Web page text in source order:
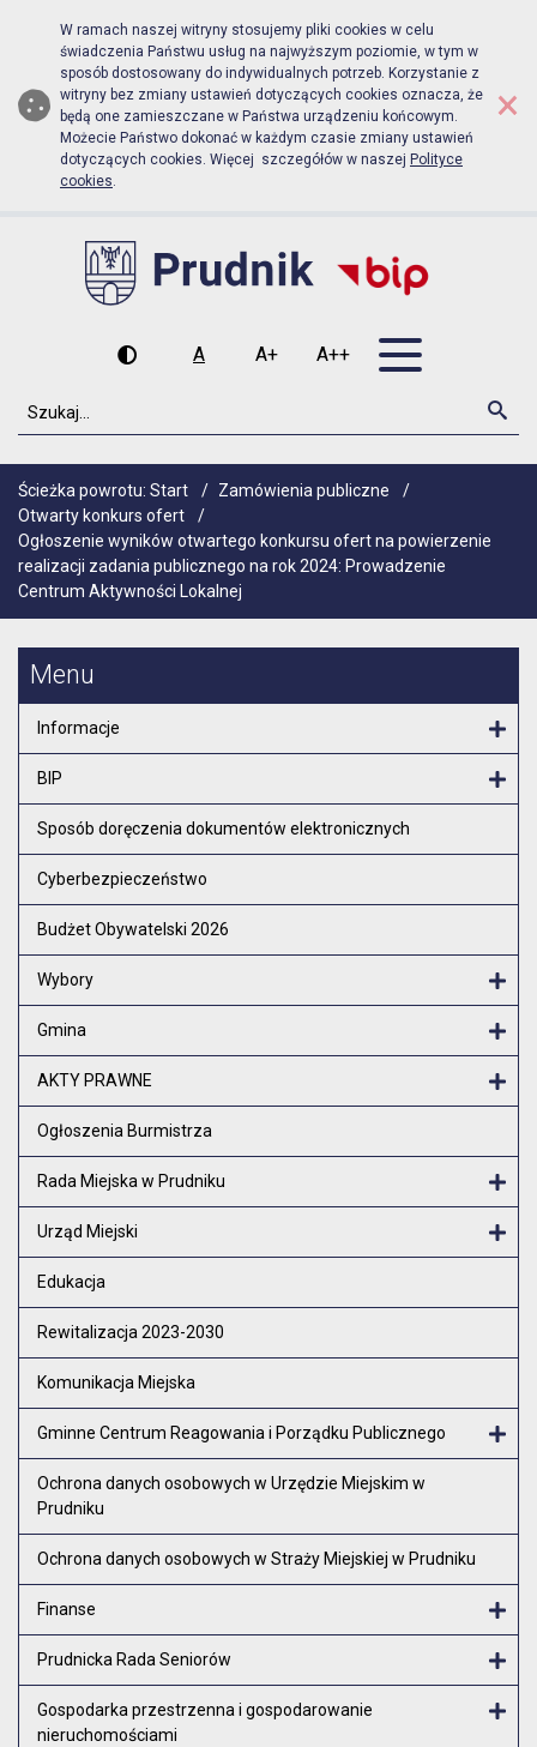
Biuletyn Informacji Publicznej
Przejdź do menu głównego
Przejdź do głównej zawartości
W ramach naszej witryny stosujemy pliki cookies w celu
świadczenia Państwu usług na najwyższym poziomie, w tym w
sposób dostosowany do indywidualnych potrzeb. Korzystanie z
witryny bez zmiany ustawień dotyczących cookies oznacza, że
będą one zamieszczane w Państwa urządzeniu końcowym.
Możecie Państwo dokonać w każdym czasie zmiany ustawień
dotyczących cookies. Więcej szczegółów w naszej Polityce
cookies.
×
Wysoki kontrast
A
Czcionka domyślna
A+
Czcionka średnia
A++
Czcionka duża
Szukaj
Ścieżka powrotu: Start / Zamówienia publiczne
/
Otwarty konkurs ofert
/
Ogłoszenie wyników otwartego konkursu ofert na powierzenie
realizacji zadania publicznego na rok 2024: Prowadzenie
Centrum Aktywności Lokalnej
Menu
Informacje
BIP
Sposób doręczenia dokumentów elektronicznych
Cyberbezpieczeństwo
Budżet Obywatelski 2026
Wybory
Gmina
AKTY PRAWNE
Ogłoszenia Burmistrza
Rada Miejska w Prudniku
Urząd Miejski
Edukacja
Rewitalizacja 2023-2030
Komunikacja Miejska
Gminne Centrum Reagowania i Porządku Publicznego
Ochrona danych osobowych w Urzędzie Miejskim w
Prudniku
Ochrona danych osobowych w Straży Miejskiej w Prudniku
Finanse
Prudnicka Rada Seniorów
Gospodarka przestrzenna i gospodarowanie
nieruchomościami